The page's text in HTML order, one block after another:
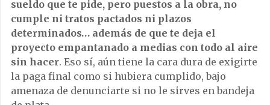
sueldo que te pide, pero puestos a la obra, no
cumple ni tratos pactados ni plazos
determinados… además de que te deja el
proyecto empantanado a medias con todo al aire
sin hacer. Eso sí, aún tiene la cara dura de exigirte
la paga final como si hubiera cumplido, bajo
amenaza de denunciarte si no le sirves en bandeja